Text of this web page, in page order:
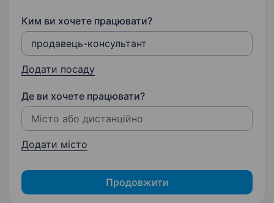
Ким ви хочете працювати?
Додати посаду
Де ви хочете працювати?
Додати місто
Продовжити